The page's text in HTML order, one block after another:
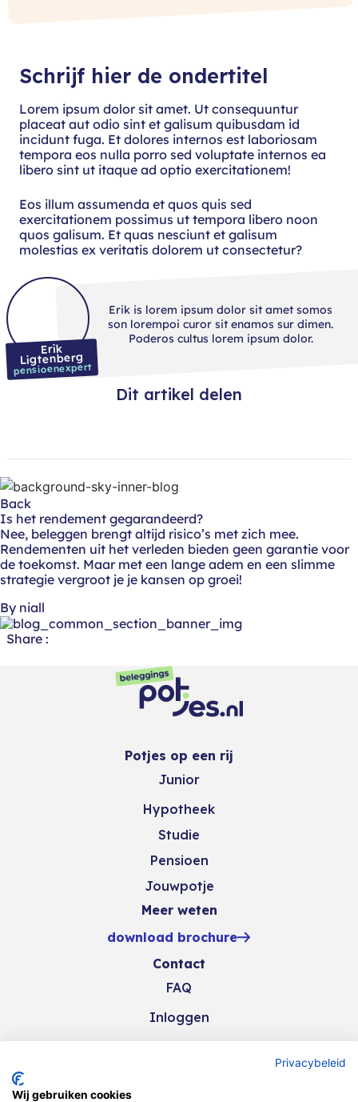
Schrijf hier de ondertitel
Lorem ipsum dolor sit amet. Ut consequuntur
placeat aut odio sint et galisum quibusdam id
incidunt fuga. Et dolores internos est laboriosam
tempora eos nulla porro sed voluptate internos ea
libero sint ut itaque ad optio exercitationem!
Eos illum assumenda et quos quis sed
exercitationem possimus ut tempora libero noon
quos galisum. Et quas nesciunt et galisum
molestias ex veritatis dolorem ut consectetur?
Erik
Ligtenberg
pensioenexpert
Erik is lorem ipsum dolor sit amet somos
son lorempoi curor sit enamos sur dimen.
Poderos cultus lorem ipsum dolor.
Dit artikel delen
Back
Is het rendement gegarandeerd?
Nee, beleggen brengt altijd risico’s met zich mee.
Rendementen uit het verleden bieden geen garantie voor
de toekomst. Maar met een lange adem en een slimme
strategie vergroot je je kansen op groei!
By niall
Share :
Potjes op een rij
Junior
Hypotheek
Studie
Pensioen
Jouwpotje
Meer weten
download brochure
Contact
FAQ
Inloggen
Privacybeleid
Wij gebruiken cookies